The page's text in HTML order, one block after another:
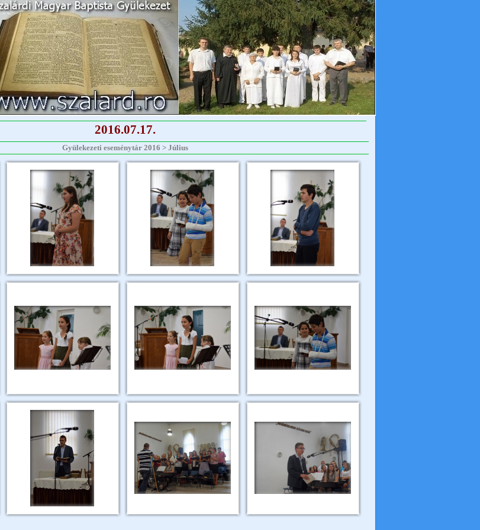
2016.07.17.
Gyülekezeti eseménytár 2016 > Július